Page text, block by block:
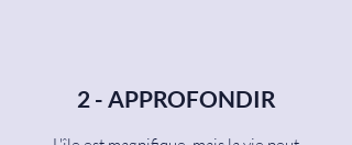
2 - APPROFONDIR